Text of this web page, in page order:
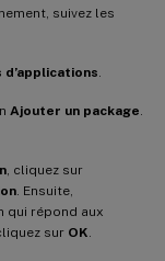
suivez les
d’applications
Ajouter un package
, cliquez sur
. Ensuite,
qui répond aux
sur OK